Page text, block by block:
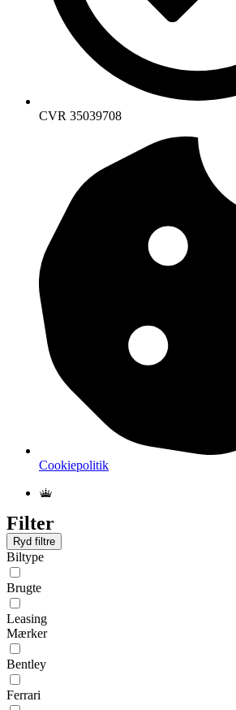
CVR 35039708
Cookiepolitik
Filter
Ryd filtre
Biltype
Brugte
Leasing
Mærker
Bentley
Ferrari